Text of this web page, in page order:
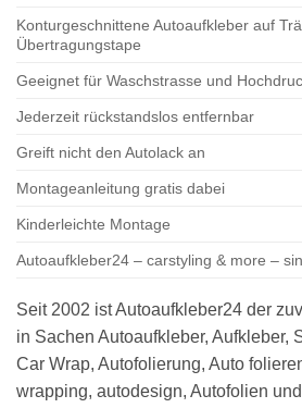
Konturgeschnittene Autoaufkleber auf
Übertragungstape
Geeignet für Waschstrasse und
Jederzeit rückstandslos entfernbar
Greift nicht den Autolack an
Montageanleitung gratis dabei
Kinderleichte Montage
Autoaufkleber24 – carstyling & more –
Seit 2002 ist Autoaufkleber24 der
in Sachen Autoaufkleber, Aufkleber,
Car Wrap, Autofolierung, Auto
wrapping, autodesign, Autofolien